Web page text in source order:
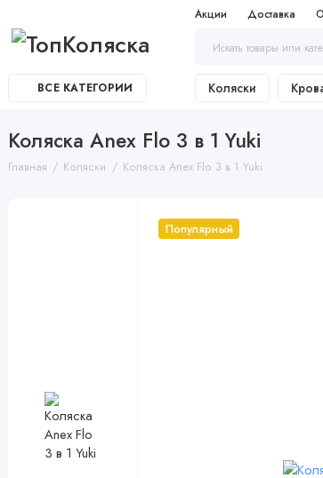
Акции Доставка
ВСЕ КАТЕГОРИИ Коляски
Коляска Anex Flo 3 в 1 Yuki
Главная Коляски Коляска Anex Flo 3 в 1 Yuki
Популярный